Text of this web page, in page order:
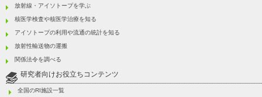
放射線・アイソトープを学ぶ
核医学検査や核医学治療を知る
アイソトープの利用や流通の統計を知る
放射性輸送物の運搬
関係法令を調べる
研究者向けお役立ちコンテンツ
全国のRI施設一覧